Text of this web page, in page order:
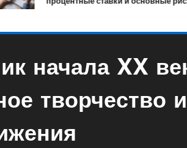
начала XX
творчество и